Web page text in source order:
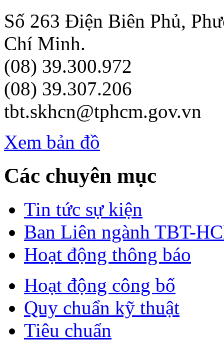
Số 263 Điện Biên Phủ,
Chí Minh.
(08) 39.300.972
(08) 39.307.206
tbt.skhcn@tphcm.gov.vn
Xem bản đồ
Các chuyên mục
Tin tức sự kiện
Ban Liên ngành TBT-
Hoạt động thông báo
Hoạt động công bố
Quy chuẩn kỹ thuật
Tiêu chuẩn